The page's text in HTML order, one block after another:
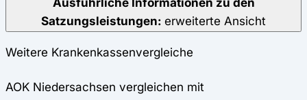
Satzungsleistungen: erweiterte Ansicht
Weitere Krankenkassenvergleiche
AOK Niedersachsen vergleichen mit